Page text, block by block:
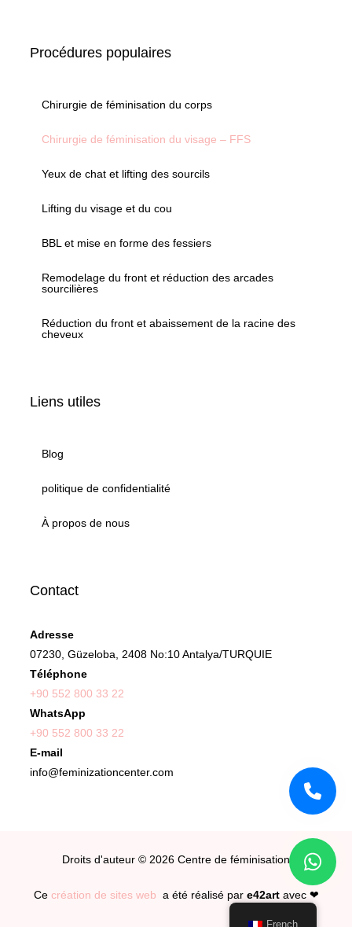
Procédures populaires
Chirurgie de féminisation du corps
Chirurgie de féminisation du visage – FFS
Yeux de chat et lifting des sourcils
Lifting du visage et du cou
BBL et mise en forme des fessiers
Remodelage du front et réduction des arcades
sourcilières
Réduction du front et abaissement de la racine des
cheveux
Liens utiles
Blog
politique de confidentialité
À propos de nous
Contact
Adresse
07230, Güzeloba, 2408 No:10 Antalya/TURQUIE
Téléphone
+90 552 800 33 22
WhatsApp
+90 552 800 33 22
E-mail
info@feminizationcenter.com
Droits d'auteur © 2026 Centre de féminisation
Ce création de sites web a été réalisé par e42artavec ❤
French